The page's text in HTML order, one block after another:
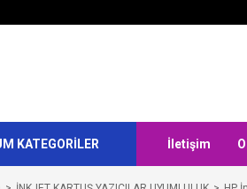
KATEGORİLER İletişim